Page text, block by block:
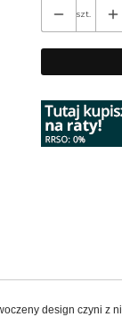
szt.
design czyni z